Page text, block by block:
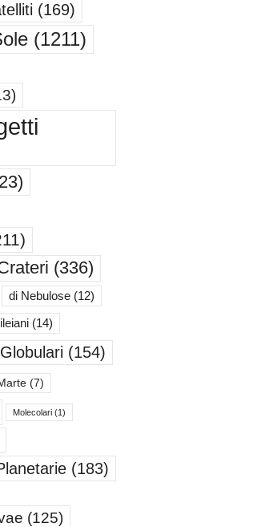
(169)
(1211)
(336)
di Nebulose(12)
(14)
Globulari (154)
(7)
Molecolari(1)
(183)
(125)